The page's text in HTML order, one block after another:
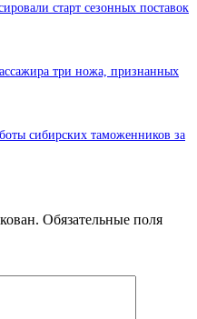
старт сезонных поставок
три ножа, признанных
сибирских таможенников за
Обязательные поля